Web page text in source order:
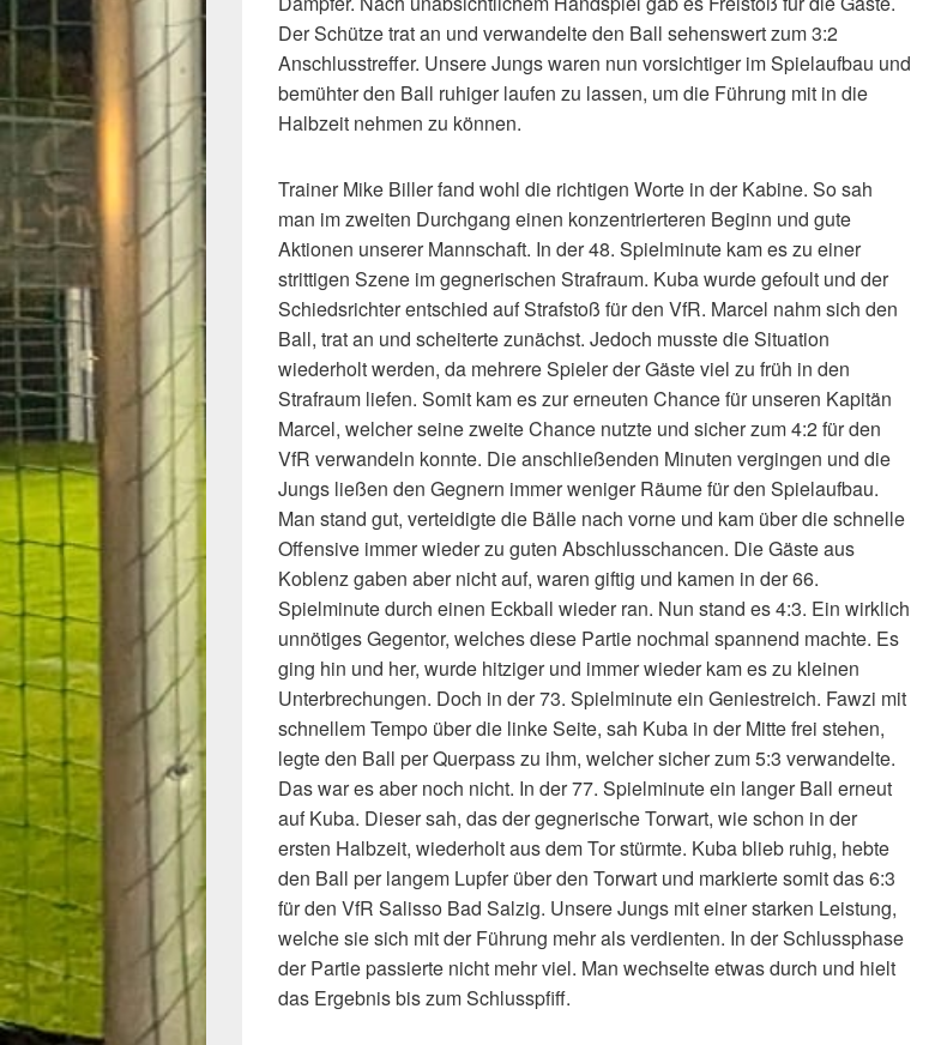
Der Schütze trat an und verwandelte den Ball sehenswert zum 3:2
Anschlusstreffer. Unsere Jungs waren nun vorsichtiger im Spielaufbau und
bemühter den Ball ruhiger laufen zu lassen, um die Führung mit in die
Halbzeit nehmen zu können.
Trainer Mike Biller fand wohl die richtigen Worte in der Kabine. So sah
man im zweiten Durchgang einen konzentrierteren Beginn und gute
Aktionen unserer Mannschaft. In der 48. Spielminute kam es zu einer
strittigen Szene im gegnerischen Strafraum. Kuba wurde gefoult und der
Schiedsrichter entschied auf Strafstoß für den VfR. Marcel nahm sich den
Ball, trat an und scheiterte zunächst. Jedoch musste die Situation
wiederholt werden, da mehrere Spieler der Gäste viel zu früh in den
Strafraum liefen. Somit kam es zur erneuten Chance für unseren Kapitän
Marcel, welcher seine zweite Chance nutzte und sicher zum 4:2 für den
VfR verwandeln konnte. Die anschließenden Minuten vergingen und die
Jungs ließen den Gegnern immer weniger Räume für den Spielaufbau.
Man stand gut, verteidigte die Bälle nach vorne und kam über die schnelle
Offensive immer wieder zu guten Abschlusschancen. Die Gäste aus
Koblenz gaben aber nicht auf, waren giftig und kamen in der 66.
Spielminute durch einen Eckball wieder ran. Nun stand es 4:3. Ein wirklich
unnötiges Gegentor, welches diese Partie nochmal spannend machte. Es
ging hin und her, wurde hitziger und immer wieder kam es zu kleinen
Unterbrechungen. Doch in der 73. Spielminute ein Geniestreich. Fawzi mit
schnellem Tempo über die linke Seite, sah Kuba in der Mitte frei stehen,
legte den Ball per Querpass zu ihm, welcher sicher zum 5:3 verwandelte.
Das war es aber noch nicht. In der 77. Spielminute ein langer Ball erneut
auf Kuba. Dieser sah, das der gegnerische Torwart, wie schon in der
ersten Halbzeit, wiederholt aus dem Tor stürmte. Kuba blieb ruhig, hebte
den Ball per langem Lupfer über den Torwart und markierte somit das 6:3
für den VfR Salisso Bad Salzig. Unsere Jungs mit einer starken Leistung,
welche sie sich mit der Führung mehr als verdienten. In der Schlussphase
der Partie passierte nicht mehr viel. Man wechselte etwas durch und hielt
das Ergebnis bis zum Schlusspfiff.